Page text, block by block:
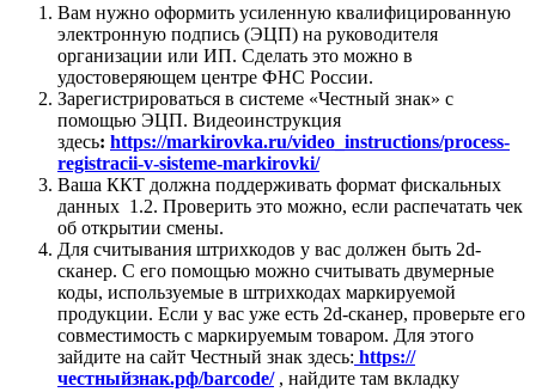
Вам нужно оформить усиленную квалифицированную
электронную подпись (ЭЦП) на руководителя
организации или ИП. Сделать это можно в
удостоверяющем центре ФНС России.
Зарегистрироваться в системе «Честный знак» с
помощью ЭЦП. Видеоинструкция
здесь: https://markirovka.ru/video_instructions/process-
registracii-v-sisteme-markirovki/
Ваша ККТ должна поддерживать формат фискальных
данных 1.2. Проверить это можно, если распечатать чек
об открытии смены.
Для считывания штрихкодов у вас должен быть 2d-
сканер. С его помощью можно считывать двумерные
коды, используемые в штрихкодах маркируемой
продукции. Если у вас уже есть 2d-сканер, проверьте его
совместимость с маркируемым товаром. Для этого
зайдите на сайт Честный знак здесь: https://
честныйзнак.рф/barcode/, найдите там вкладку